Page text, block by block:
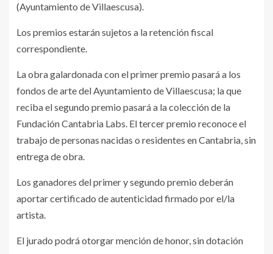
(Ayuntamiento de Villaescusa).
Los premios estarán sujetos a la retención fiscal
correspondiente.
La obra galardonada con el primer premio pasará a los
fondos de arte del Ayuntamiento de Villaescusa; la que
reciba el segundo premio pasará a la colección de la
Fundación Cantabria Labs. El tercer premio reconoce el
trabajo de personas nacidas o residentes en Cantabria, sin
entrega de obra.
Los ganadores del primer y segundo premio deberán
aportar certificado de autenticidad firmado por el/la
artista.
El jurado podrá otorgar mención de honor, sin dotación